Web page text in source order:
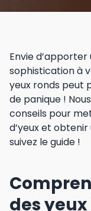
Envie
sophistication à
yeux ronds peut
de panique !
conseils pour
d’yeux et
suivez le guide !
des